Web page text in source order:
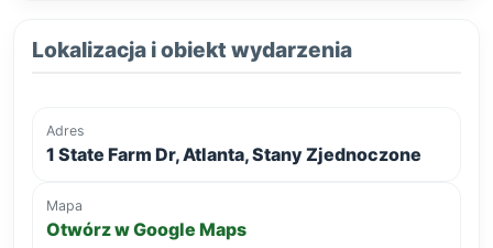
Lokalizacja i obiekt wydarzenia
Adres
1 State Farm Dr, Atlanta, Stany Zjednoczone
Mapa
Otwórz w Google Maps